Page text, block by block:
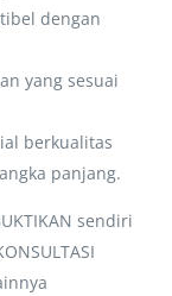
dengan
yang sesuai
berkualitas
panjang.
sendiri